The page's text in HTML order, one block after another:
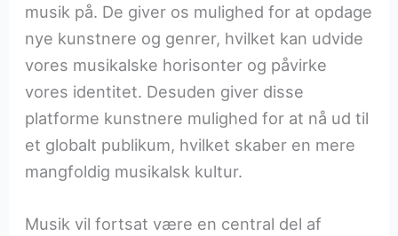
musik på. De giver os mulighed for at opdage
nye kunstnere og genrer, hvilket kan udvide
vores musikalske horisonter og påvirke
vores identitet. Desuden giver disse
platforme kunstnere mulighed for at nå ud til
et globalt publikum, hvilket skaber en mere
mangfoldig musikalsk kultur.
Musik vil fortsat være en central del af